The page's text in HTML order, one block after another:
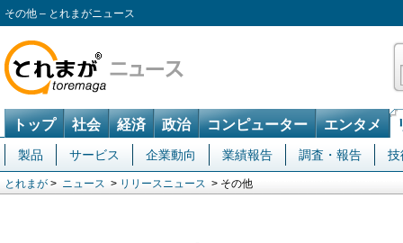
その他 – とれまがニュース
トップ 社会 経済 政治 コンピューター エンタメ
製品 サービス 企業動向 業績報告 調査・報告 技
とれまが > ニュース > リリースニュース > その他